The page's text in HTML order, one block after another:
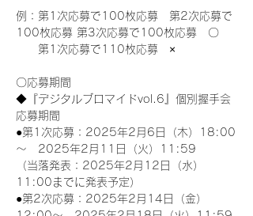
例：第1次応募で100枚応募　第2次応募で
100枚応募 第3次応募で100枚応募　〇
第1次応募で110枚応募　×
〇応募期間
◆『デジタルブロマイドvol.6』個別握手会
応募期間
●第1次応募：2025年2月6日（木）18:00
～　2025年2月11日（火）11:59
（当落発表：2025年2月12日（水）
11:00までに発表予定）
●第2次応募：2025年2月14日（金）